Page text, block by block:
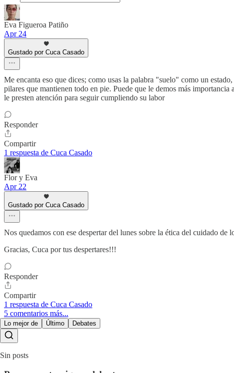
Eva Figueroa Patiño
Apr 24
Gustado por Cuca Casado
Me encanta eso que dices; como usas la palabra "suelo" como un
pilares que mantienen todo en pie. Puede que le demos más
le presten atención para seguir cumpliendo su labor
Responder
Compartir
1 respuesta de Cuca Casado
Flor y Eva
Apr 22
Gustado por Cuca Casado
Nos quedamos con ese despertar del lunes sobre la ética del cuidado
Gracias, Cuca por tus despertares!!!
Responder
Compartir
1 respuesta de Cuca Casado
5 comentarios más...
Lo mejor de Último Debates
Sin posts